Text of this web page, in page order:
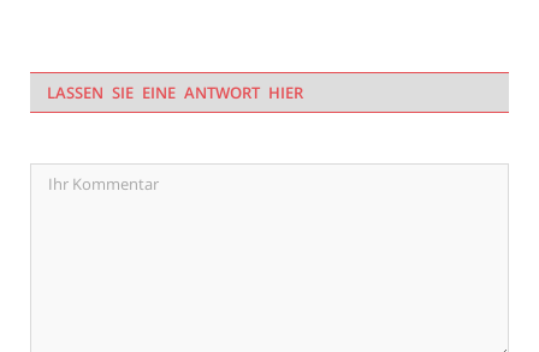
LASSEN SIE EINE ANTWORT HIER